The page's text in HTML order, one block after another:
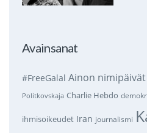
Avainsanat
#FreeGalal Ainon nimipäivät
Politkovskaja Charlie Hebdo
ihmisoikeudet Iran journalismi